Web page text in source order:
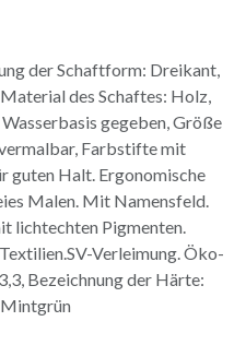
der Schaftform: Dreikant,
des Schaftes: Holz,
gegeben, Größe
Farbstifte mit
Halt. Ergonomische
Malen. Mit Namensfeld.
lichtechten Pigmenten.
Verleimung. Öko-
Bezeichnung der Härte: